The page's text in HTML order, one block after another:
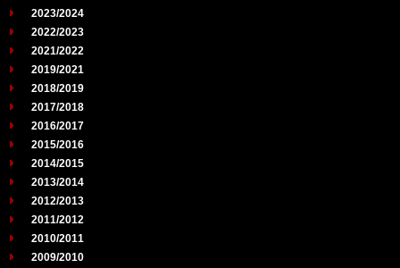
2023/2024
2022/2023
2021/2022
2019/2021
2018/2019
2017/2018
2016/2017
2015/2016
2014/2015
2013/2014
2012/2013
2011/2012
2010/2011
2009/2010